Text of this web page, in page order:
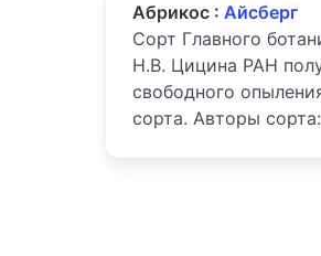
Абрикос : Айсберг
Сорт Главного
Н.В. Цицина РАН
свободного
сорта. Авторы